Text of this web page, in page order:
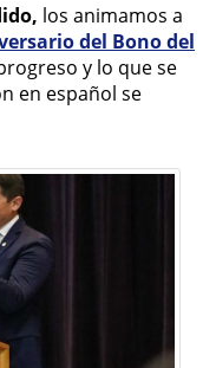
los animamos a
del Bono del
y lo que se
en español se